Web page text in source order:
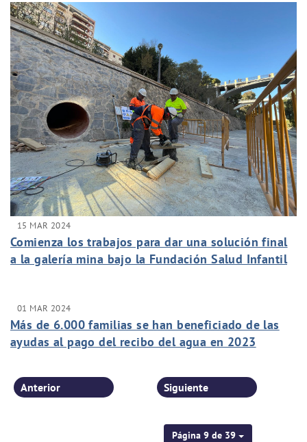
15 MAR 2024
Comienza los trabajos para dar una solución final
a la galería mina bajo la Fundación Salud Infantil
01 MAR 2024
Más de 6.000 familias se han beneficiado de las
ayudas al pago del recibo del agua en 2023
Página 9 de 39
Anterior Siguiente